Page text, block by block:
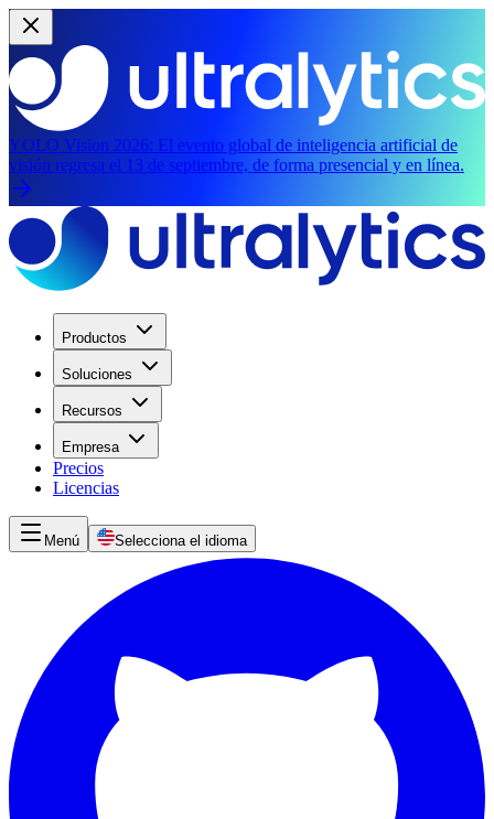
YOLO Vision 2026: El evento global de inteligencia artificial de
visión regresa el 13 de septiembre, de forma presencial y en línea.
Productos
Soluciones
Recursos
Empresa
Precios
Licencias
Menú Selecciona el idioma